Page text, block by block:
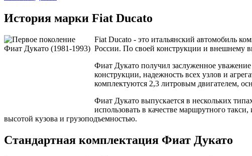
История марки Fiat Ducato
Fiat Ducato - это итальянский автомобиль
России. По своей конструкции и внешнему
Фиат Дукато получил заслуженное
конструкции, надежность всех узлов и
комплектуются 2,3 литровым двигателем,
Фиат Дукато выпускается в нескольких
использовать в качестве маршрутного
высотой кузова и грузоподъемностью.
Стандартная комплектация Фиат Дукато